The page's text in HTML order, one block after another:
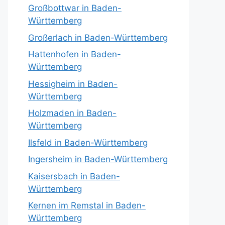
Großbottwar in Baden-
Württemberg
Großerlach in Baden-Württemberg
Hattenhofen in Baden-
Württemberg
Hessigheim in Baden-
Württemberg
Holzmaden in Baden-
Württemberg
Ilsfeld in Baden-Württemberg
Ingersheim in Baden-Württemberg
Kaisersbach in Baden-
Württemberg
Kernen im Remstal in Baden-
Württemberg